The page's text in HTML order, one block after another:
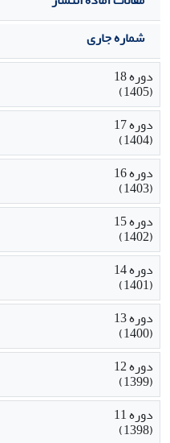
شماره جاری
دوره 18
(1405)
دوره 17
(1404)
دوره 16
(1403)
دوره 15
(1402)
دوره 14
(1401)
دوره 13
(1400)
دوره 12
(1399)
دوره 11
(1398)